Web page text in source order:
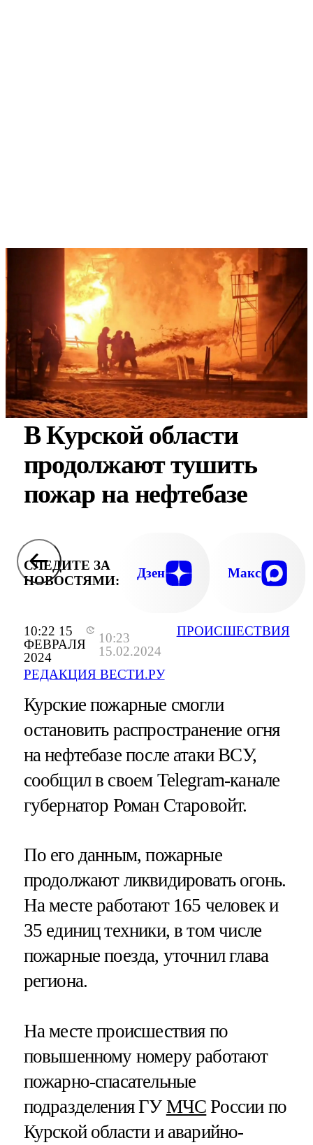
10:22 15
ФЕВРАЛЯ
2024
10:23
15.02.2024
РЕДАКЦИЯ ВЕСТИ.РУ
ПРОИСШЕСТВИЯ
В Курской области
продолжают тушить
пожар на нефтебазе
СЛЕДИТЕ ЗА
НОВОСТЯМИ:
Дзен Макс
Курские пожарные смогли
остановить распространение огня
на нефтебазе после атаки ВСУ,
сообщил в своем Telegram-канале
губернатор Роман Старовойт.
По его данным, пожарные
продолжают ликвидировать огонь.
На месте работают 165 человек и
35 единиц техники, в том числе
пожарные поезда, уточнил глава
региона.
На месте происшествия по
повышенному номеру работают
пожарно-спасательные
подразделения ГУ МЧС России по
Курской области и аварийно-